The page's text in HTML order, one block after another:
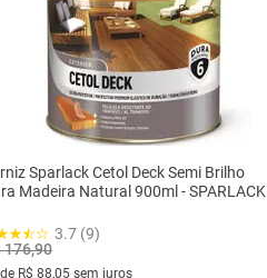
Sparlack Cetol Deck Semi Brilho
Madeira Natural 900ml - SPARLACK
3.7 (9)
176,90
R$ 88,05 sem juros